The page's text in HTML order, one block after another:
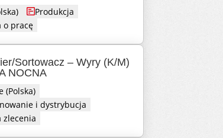
Produkcja
o pracę
Sortowacz – Wyry (K/M)
NOCNA
(Polska)
i dystrybucja
zlecenia